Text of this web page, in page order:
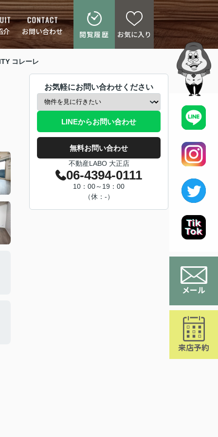
介 お問い合わせ 閲覧履歴 お気に入り
メール
来店予約
コレーレ
お気軽にお問い合わせください
LINEからお問い合わせ
無料お問い合わせ
不動産LABO 大正店
06-4394-0111
10：00～19：00
（休：-）